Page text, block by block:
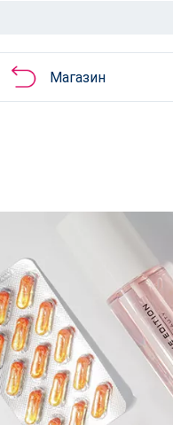
Магазин